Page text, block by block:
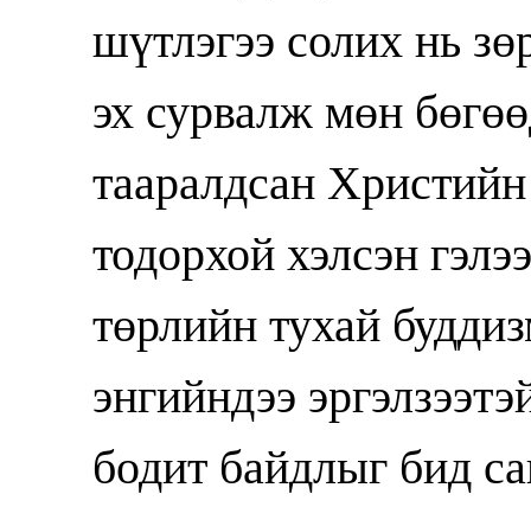
шүтлэгээ солих нь
эх сурвалж мөн
тааралдсан
тодорхой хэлсэн
төрлийн тухай
энгийндээ
бодит байдлыг бид